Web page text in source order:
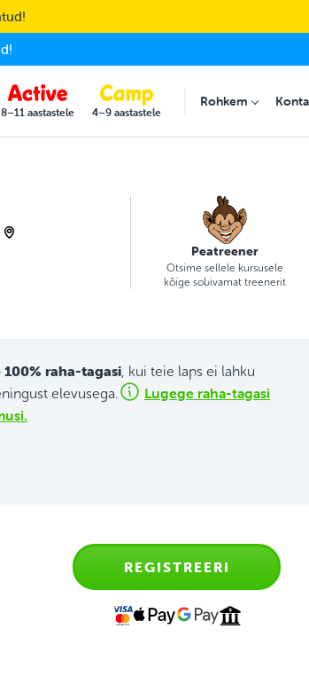
8–11 aastastele 4–9 aastastele
RohkemSubmenu for
Peatreener
Otsime sellele kursusele
kõige sobivamat treenerit
raha-tagasi , kui teie laps ei lahku
elevusega.
Lugege raha-tagasi
REGISTREERI